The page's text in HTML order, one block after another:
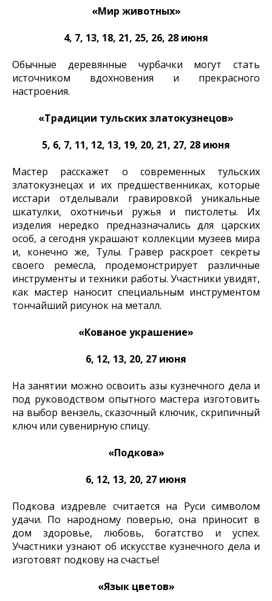
«Мир животных»
4, 7, 13, 18, 21, 25, 26, 28 июня
Обычные деревянные чурбачки могут стать
источником вдохновения и прекрасного
настроения.
«Традиции тульских златокузнецов»
5, 6, 7, 11, 12, 13, 19, 20, 21, 27, 28 июня
Мастер расскажет о современных тульских
златокузнецах и их предшественниках, которые
исстари отделывали гравировкой уникальные
шкатулки, охотничьи ружья и пистолеты. Их
изделия нередко предназначались для царских
особ, а сегодня украшают коллекции музеев мира
и, конечно же, Тулы. Гравер раскроет секреты
своего ремесла, продемонстрирует различные
инструменты и техники работы. Участники увидят,
как мастер наносит специальным инструментом
тончайший рисунок на металл.
«Кованое украшение»
6, 12, 13, 20, 27 июня
На занятии можно освоить азы кузнечного дела и
под руководством опытного мастера изготовить
на выбор вензель, сказочный ключик, скрипичный
ключ или сувенирную спицу.
«Подкова»
6, 12, 13, 20, 27 июня
Подкова издревле считается на Руси символом
удачи. По народному поверью, она приносит в
дом здоровье, любовь, богатство и успех.
Участники узнают об искусстве кузнечного дела и
изготовят подкову на счастье!
«Язык цветов»